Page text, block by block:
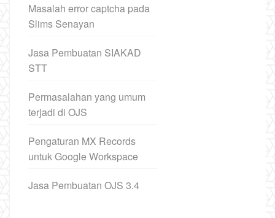
Masalah error captcha pada
Slims Senayan
Jasa Pembuatan SIAKAD
STT
Permasalahan yang umum
terjadi di OJS
Pengaturan MX Records
untuk Google Workspace
Jasa Pembuatan OJS 3.4